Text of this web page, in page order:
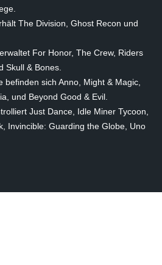
The Division, Ghost Recon und
For Honor, The Crew, Riders
Skull & Bones.
befinden sich Anno, Might & Magic,
und Beyond Good & Evil.
Just Dance, Idle Miner Tycoon,
Invincible: Guarding the Globe, Uno